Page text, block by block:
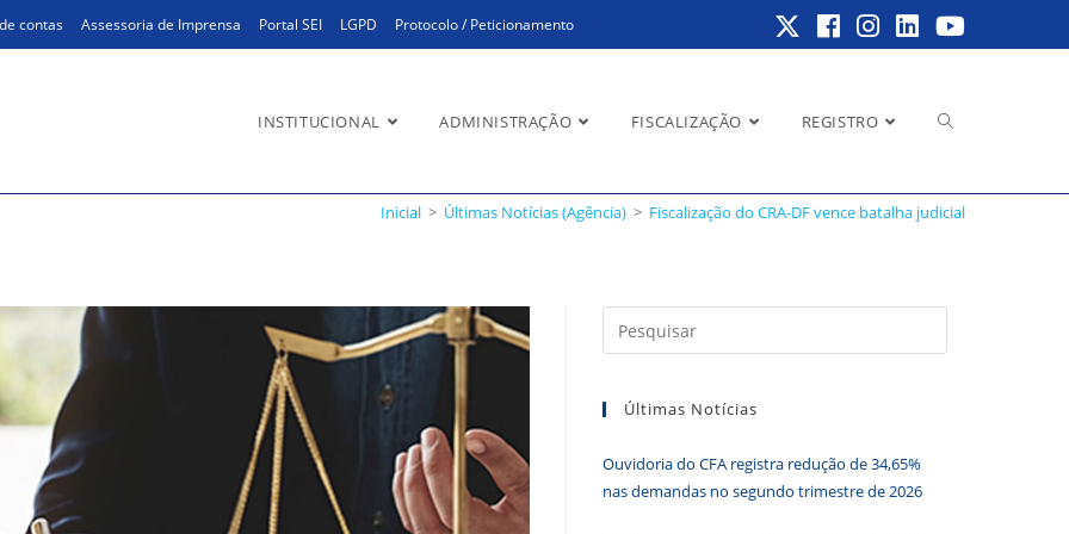
contas Assessoria de Imprensa Portal SEI LGPD Protocolo / Peticionamento
INSTITUCIONAL ADMINISTRAÇÃO FISCALIZAÇÃO REGISTRO Alternar
do
vence batalha judicialInicial > Últimas Notícias (Agência) > Fiscalização do CRA-DF vence batalha judicial
a
Últimas Notícias
Ouvidoria do CFA registra redução de 34,65%
nas demandas no segundo trimestre de 2026